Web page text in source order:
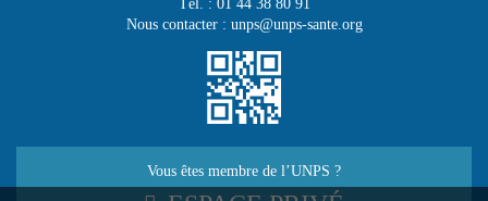
Tél. : 01 44 38 80 91
Nous contacter : unps@unps-sante.org
Vous êtes membre de l’UNPS ?